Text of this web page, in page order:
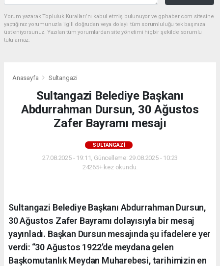
Yorum yazarak Topluluk Kuralları’nı kabul etmiş bulunuyor ve gphaber.com sitesine
yaptığınız yorumunuzla ilgili doğrudan veya dolaylı tüm sorumluluğu tek başınıza
üstleniyorsunuz. Yazılan tüm yorumlardan site yönetimi hiçbir şekilde sorumlu
tutulamaz.
Anasayfa Sultangazi
Sultangazi Belediye Başkanı
Abdurrahman Dursun, 30 Ağustos
Zafer Bayramı mesajı
SULTANGAZI
27.08.2025 - 19:11, Güncelleme: 29.08.2025 - 10:23
24265+ kez okundu.
Sultangazi Belediye Başkanı Abdurrahman Dursun,
30 Ağustos Zafer Bayramı dolayısıyla bir mesaj
yayınladı. Başkan Dursun mesajında şu ifadelere yer
verdi: “30 Ağustos 1922’de meydana gelen
Başkomutanlık Meydan Muharebesi, tarihimizin en